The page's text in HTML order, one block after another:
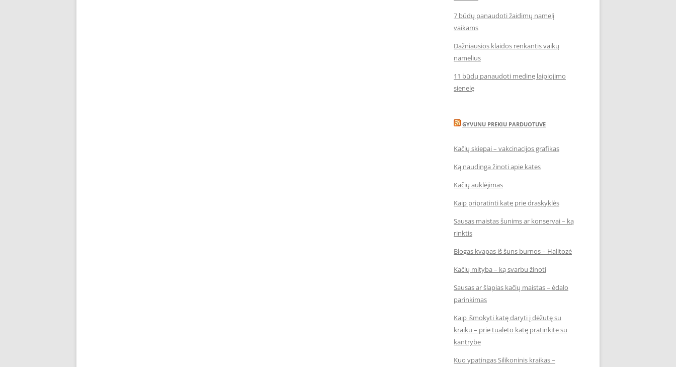
7 būdų panaudoti žaidimų namelį
vaikams
Dažniausios klaidos renkantis vaikų
namelius
11 būdų panaudoti medinę laipiojimo
sienelę
GYVUNU PREKIU PARDUOTUVE
Kačių skiepai – vakcinacijos grafikas
Ką naudinga žinoti apie kates
Kačių auklėjimas
Kaip pripratinti katę prie draskyklės
Sausas maistas šunims ar konservai – ką
rinktis
Blogas kvapas iš šuns burnos – Halitozė
Kačių mityba – ką svarbu žinoti
Sausas ar šlapias kačių maistas – ėdalo
parinkimas
Kaip išmokyti katę daryti į dėžutę su
kraiku – prie tualeto katę pratinkite su
kantrybe
Kuo ypatingas Silikoninis kraikas –